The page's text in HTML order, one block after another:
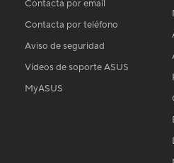
Contacta por email
Contacta por teléfono
Aviso de seguridad
Vídeos de soporte ASUS
MyASUS